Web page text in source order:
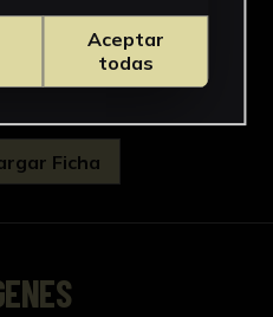
Ficha
Aceptar
todas